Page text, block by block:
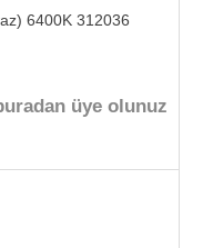
6400K 312036
üye olunuz